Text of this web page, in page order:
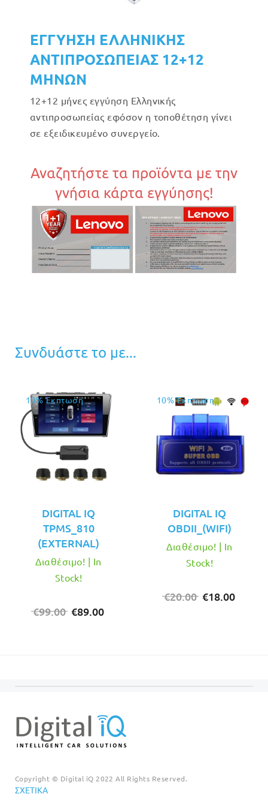
ΕΓΓΥΗΣΗ ΕΛΛΗΝΙΚΗΣ
ΑΝΤΙΠΡΟΣΩΠΕΙΑΣ 12+12
ΜΗΝΩΝ
12+12 μήνες εγγύηση Ελληνικής
αντιπροσωπείας εφόσον η τοποθέτηση γίνει
σε εξειδικευμένο συνεργείο.
Αναζητήστε τα προϊόντα με την
γνήσια κάρτα εγγύησης!
Συνδυάστε το με...
10% Έκπτωση
DIGITAL IQ
TPMS_810
(EXTERNAL)
€99.00 Original
€89.00
Διαθέσιμο! | In
Stock!
10% Έκπτωση
DIGITAL IQ
OBDII_(WIFI)
€20.00 Original
€18.00
Διαθέσιμο! | In
Stock!
Copyright © Digital iQ 2022 All Rights Reserved.
ΣΧΕΤΙΚΆ